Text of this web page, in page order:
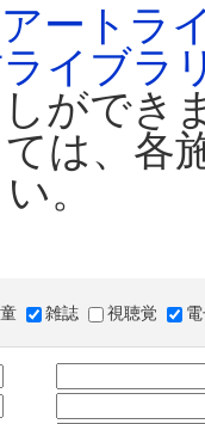
ートラ
イブラ
ができ
は、各
。
雑誌 視聴覚